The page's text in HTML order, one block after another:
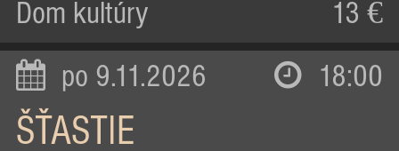
Dom kultúry 13 €
po 9.11.2026 18:00
ŠŤASTIE